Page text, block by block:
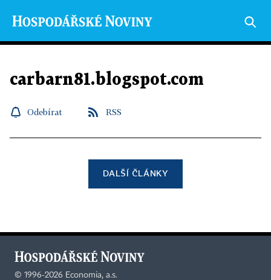
carbarn81.blogspot.com
Odebírat RSS
DALŠÍ ČLÁNKY
© 1996-2026 Economia, a.s.